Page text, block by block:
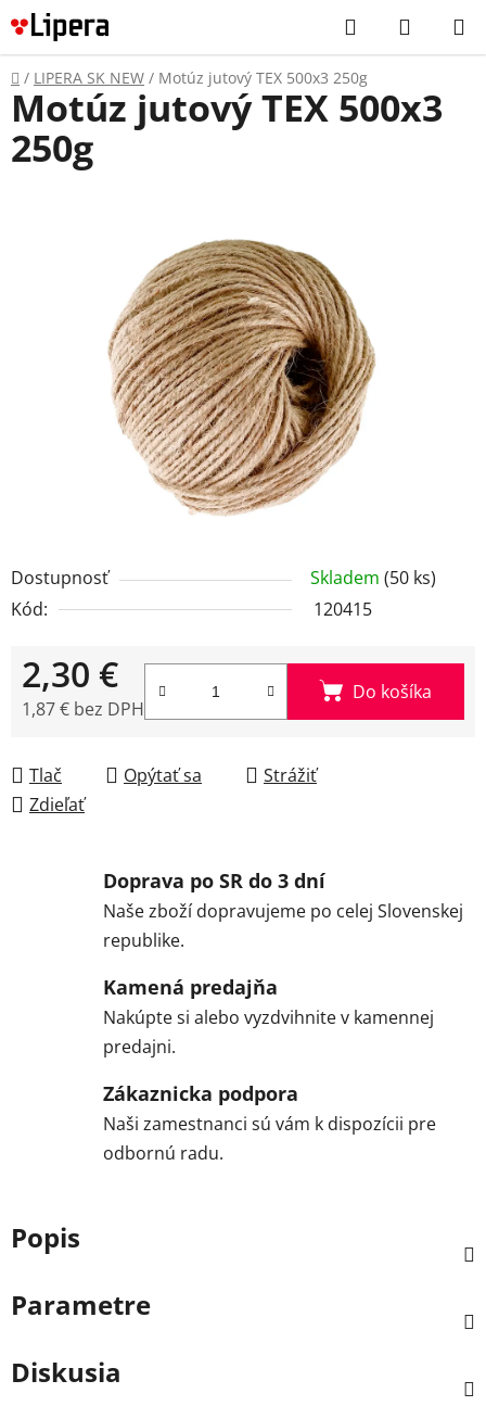
Prejsť
na
obsah
Hľadať
KOŠÍK
Domov
/ LIPERA SK NEW / Motúz jutový TEX 500x3 250g
Dostupnosť Skladem (50 ks)
Kód:
120415
2,30 €
1,87 € bez DPH
Do košíka
Tlač Opýtať sa
Strážiť
Zdieľať
Motúz jutový TEX 500x3
250g
Doprava po SR do 3 dní
Naše zboží dopravujeme po celej Slovenskej
republike.
Kamená predajňa
Nakúpte si alebo vyzdvihnite v kamennej
predajni.
Zákaznicka podpora
Naši zamestnanci sú vám k dispozícii pre
odbornú radu.
Popis
Parametre
Diskusia